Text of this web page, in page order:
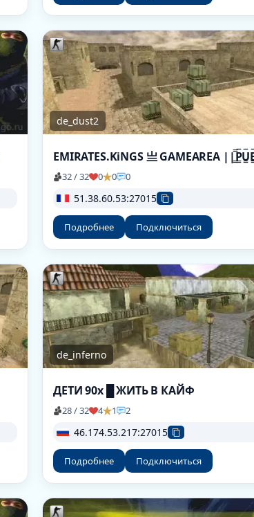
de_dust2
EMIRATES.KiNGS 亗 GAMEAREA
32 / 32 0 0 0
51.38.60.53:27015
Подробнее Подключиться
de_inferno
ДЕТИ 90х █ ЖИТЬ В КАЙФ
28 / 32 4 1 2
46.174.53.217:27015
Подробнее Подключиться